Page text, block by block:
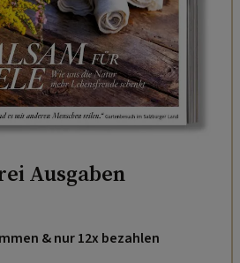
Ausgaben
& nur 12x bezahlen